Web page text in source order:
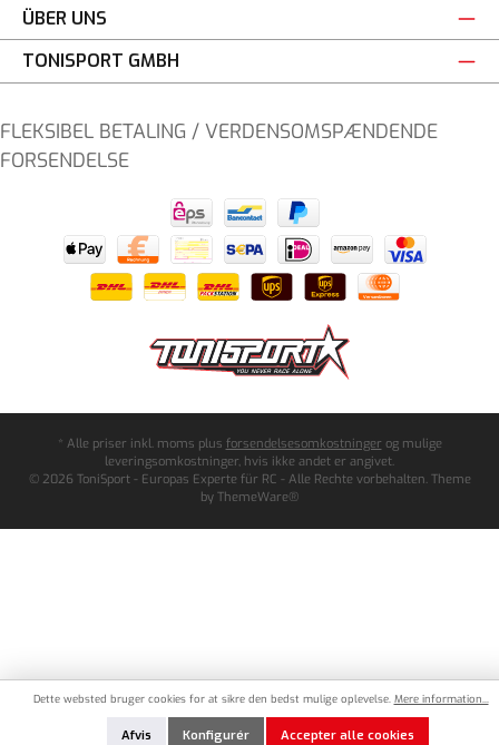
ÜBER UNS
TONISPORT GMBH
FLEKSIBEL BETALING / VERDENSOMSPÆNDENDE
FORSENDELSE
* Alle priser inkl. moms plus forsendelsesomkostninger og mulige
leveringsomkostninger, hvis ikke andet er angivet.
© 2026 ToniSport - Europas Experte für RC - Alle Rechte vorbehalten. Theme
by ThemeWare®
Dette websted bruger cookies for at sikre den bedst mulige oplevelse. Mere information...
Afvis Konfigurér Accepter alle cookies